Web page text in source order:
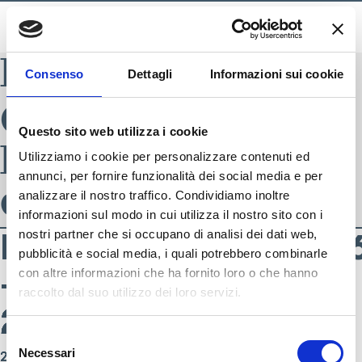
Consenso Dettagli Informazioni sui cookie
Questo sito web utilizza i cookie
Utilizziamo i cookie per personalizzare contenuti ed
annunci, per fornire funzionalità dei social media e per
analizzare il nostro traffico. Condividiamo inoltre
informazioni sul modo in cui utilizza il nostro sito con i
nostri partner che si occupano di analisi dei dati web,
pubblicità e social media, i quali potrebbero combinarle
con altre informazioni che ha fornito loro o che hanno
raccolto dal suo utilizzo dei loro servizi.
Selezione
delNecessari
BLADE INDEX
Categoria
Prodotto:
donna
– donna sportwear-
24
22 Marzo 2024
– donna sportwear-
24
22 Marzo 2024
– donna sportwear-
24
22 Marzo 2024
– donna sportwear-
24
22 Marzo 2024
– donna sportwear-
24
22 Marzo 2024
– donna sportwear-
24
22 Marzo 2024
– donna sportwear-
24
22 Marzo 2024
– donna sportwear-
24
22 Marzo 2024
SEGUICI SU